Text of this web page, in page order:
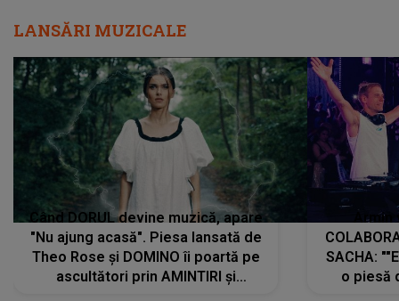
LANSĂRI MUZICALE
Când DORUL devine muzică, apare
"Nu ajung acasă". Piesa lansată de
Theo Rose și DOMINO îi poartă pe
ascultători prin AMINTIRI și
SACHA:
o piesă